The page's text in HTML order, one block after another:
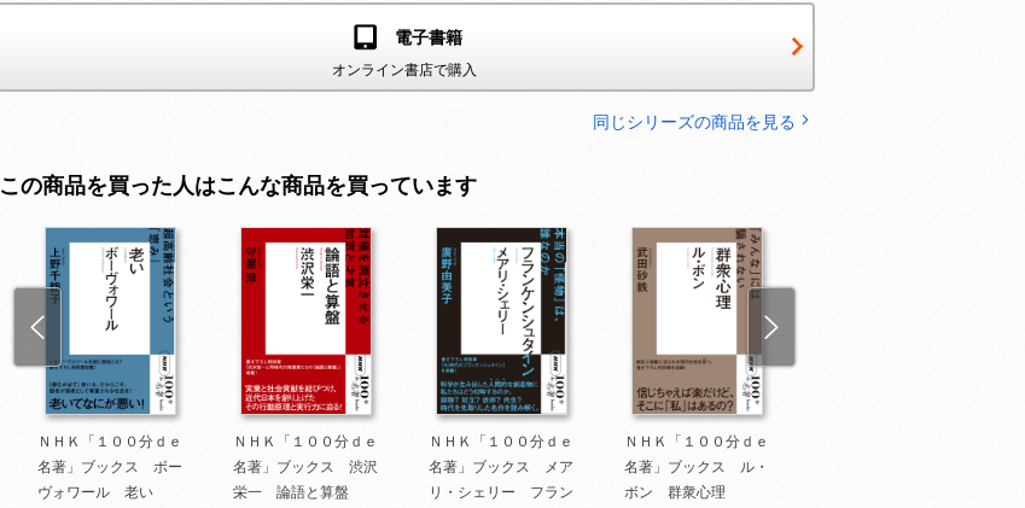
電子書籍
オンライン書店で購入
同じシリーズの商品を見る
この商品を買った人はこんな商品を買っています
ＮＨＫ「１００分ｄｅ
名著」ブックス ボー
ヴォワール 老い
ＮＨＫ「１００分ｄｅ
名著」ブックス 渋沢
栄一 論語と算盤
ＮＨＫ「１００分ｄｅ
名著」ブックス メア
リ・シェリー フラン
ＮＨＫ「１００分ｄｅ
名著」ブックス ル・
ボン 群衆心理